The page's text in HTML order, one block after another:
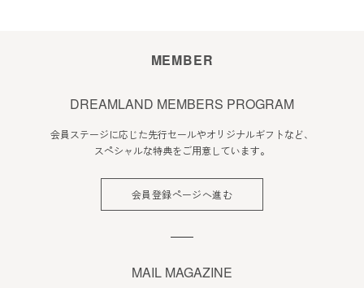
MEMBER
DREAMLAND MEMBERS PROGRAM
会員ステージに応じた先行セールやオリジナルギフトなど、
スペシャルな特典をご用意しています。
会員登録ページへ進む
MAIL MAGAZINE